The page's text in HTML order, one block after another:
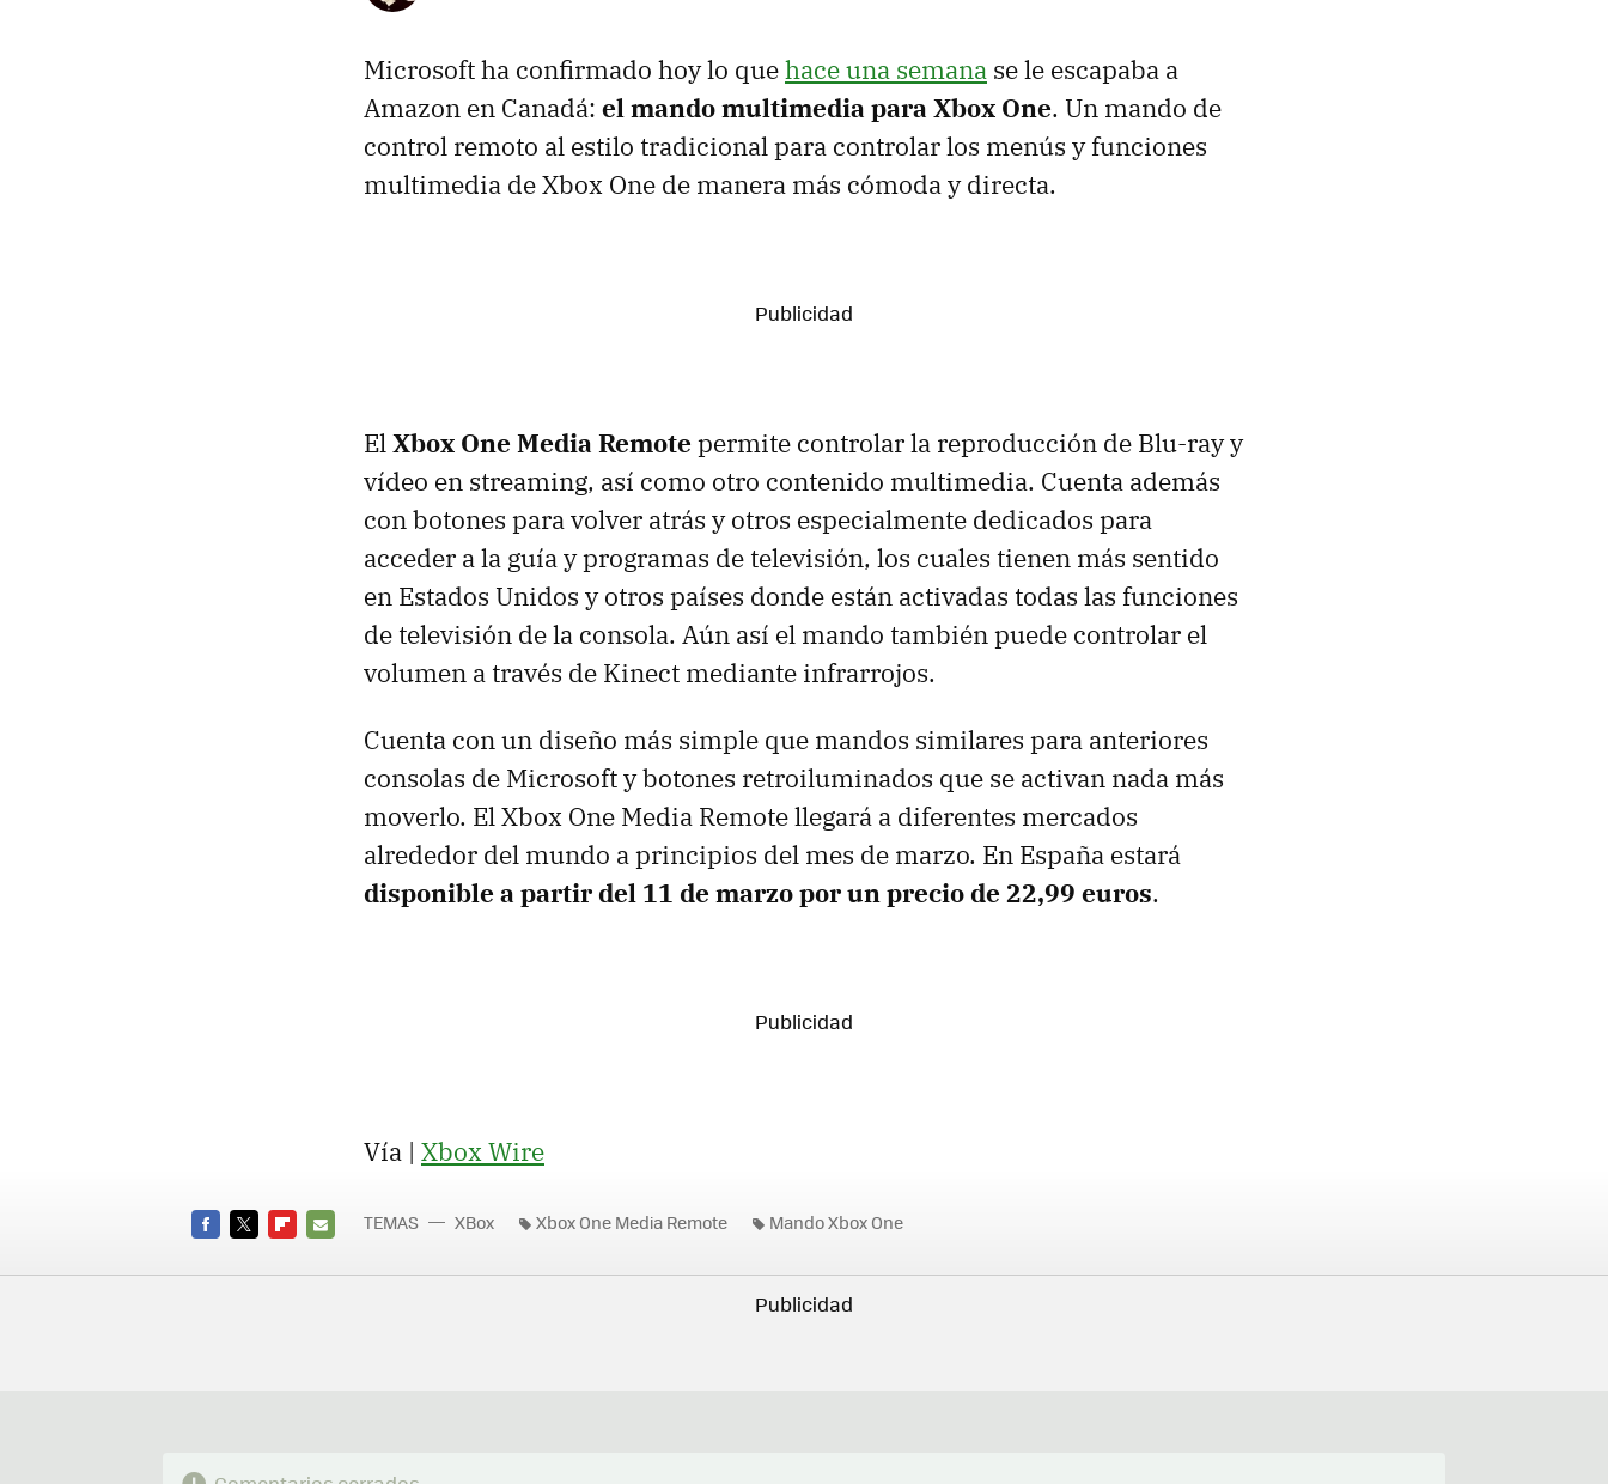
Microsoft ha confirmado hoy lo quehace una semana se le escapaba a
Amazon en Canadá: el mando multimedia para Xbox One. Un mando de
control remoto al estilo tradicional para controlar los menús y funciones
multimedia de Xbox One de manera más cómoda y directa.
ElXbox One Media Remote permite controlar la reproducción de Blu-ray y
vídeo en streaming, así como otro contenido multimedia. Cuenta además
con botones para volver atrás y otros especialmente dedicados para
acceder a la guía y programas de televisión, los cuales tienen más sentido
en Estados Unidos y otros países donde están activadas todas las funciones
de televisión de la consola. Aún así el mando también puede controlar el
volumen a través de Kinect mediante infrarrojos.
Cuenta con un diseño más simple que mandos similares para anteriores
consolas de Microsoft y botones retroiluminados que se activan nada más
moverlo. El Xbox One Media Remote llegará a diferentes mercados
alrededor del mundo a principios del mes de marzo. En España estará
disponible a partir del 11 de marzo por un precio de 22,99 euros.
Vía | Xbox Wire
MAIL
TEMAS XBox Xbox One Media Remote Mando Xbox One